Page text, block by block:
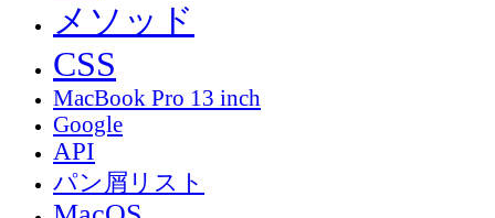
メソッド
CSS
MacBook Pro 13 inch
Google
API
パン屑リスト